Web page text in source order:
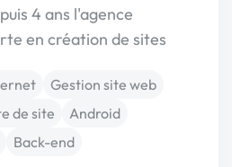
4 ans l'agence
en création de sites
Gestion site web
de site
Android
Back-end